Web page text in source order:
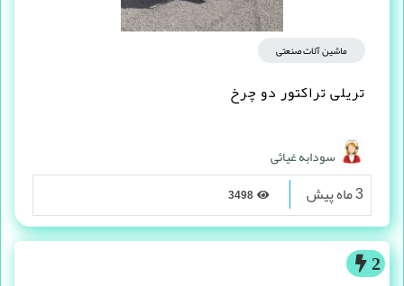
ماشین آلات صنعتی
تریلی تراکتور دو چرخ
سودابه غیاثی
3 ماه پیش
2